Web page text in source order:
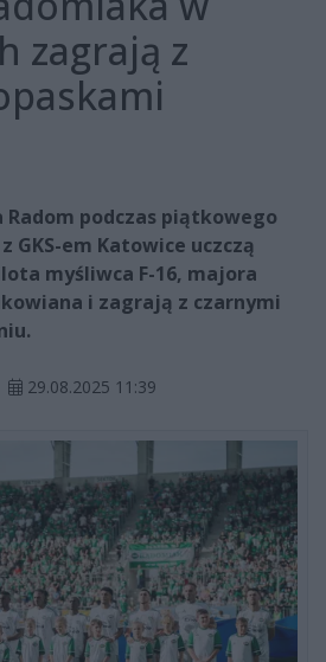
zagrają z
Radom podczas piątkowego
GKS-em Katowice uczczą
myśliwca F-16, majora
i zagrają z czarnymi
29.08.2025 11:39